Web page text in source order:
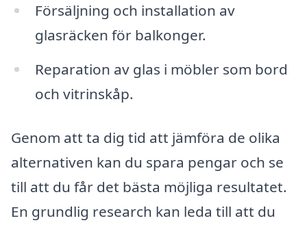
Försäljning och installation av
glasräcken för balkonger.
Reparation av glas i möbler som bord
och vitrinskåp.
Genom att ta dig tid att jämföra de olika
alternativen kan du spara pengar och se
till att du får det bästa möjliga resultatet.
En grundlig research kan leda till att du